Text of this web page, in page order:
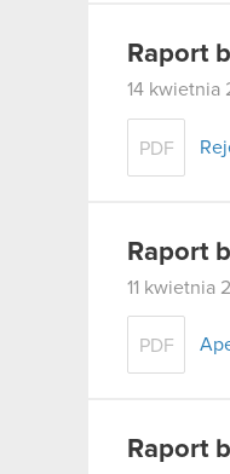
Raport
14 kwietnia
PDF
Raport
11 kwietnia
PDF
Raport